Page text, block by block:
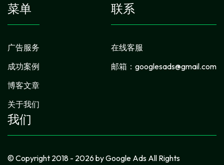
菜单
广告服务
成功案例
博客文章
关于我们
联系
在线客服
邮箱： googlesads@gmail.com
我们
© Copyright 2018 - 2026 by Google Ads All Rights